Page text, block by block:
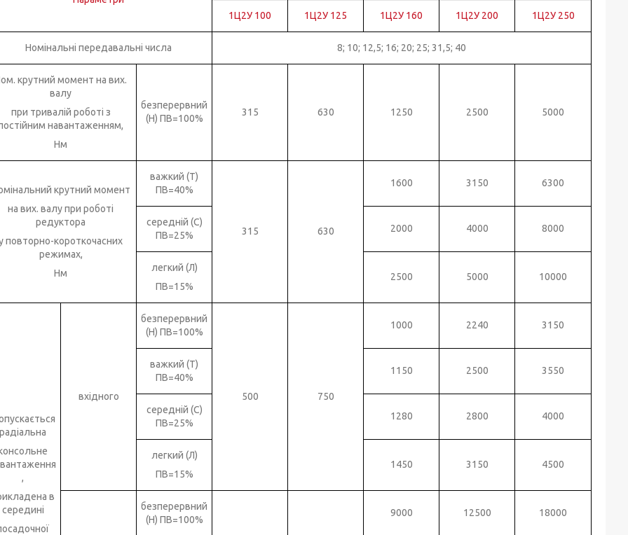
1Ц2У 100 1Ц2У 125 1Ц2У 160 1Ц2У 200 1Ц2У 250
Номінальні передавальні числа 8; 10; 12,5; 16; 20; 25; 31,5; 40
крутний момент на вих.
валу
при тривалій роботі з
навантаженням,
Нм
безперервний
(Н) ПВ=100%
315 630 1250 2500 5000
крутний момент
на вих. валу при роботі
редуктора
повторно-короткочасних
режимах,
Нм
важкий (Т)
ПВ=40%
315 630
1600 3150 6300
середній (С)
ПВ=25%
2000 4000 8000
легкий (Л)
ПВ=15%
2500 5000 10000
радіальна
,
в
середині
вхідного
безперервний
(Н) ПВ=100%
500 750
1000 2240 3150
важкий (Т)
ПВ=40%
1150 2500 3550
середній (С)
ПВ=25%
1280 2800 4000
легкий (Л)
ПВ=15%
1450 3150 4500
безперервний
(Н) ПВ=100%
9000 12500 18000